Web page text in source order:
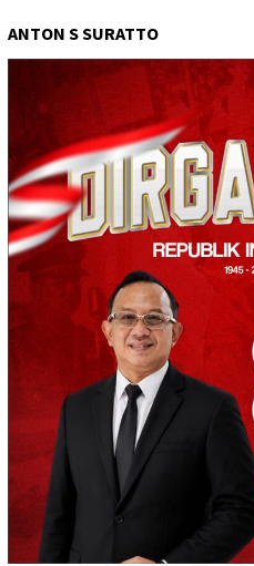
ANTON S SURATTO